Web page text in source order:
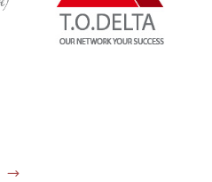
L’uscita di scena di